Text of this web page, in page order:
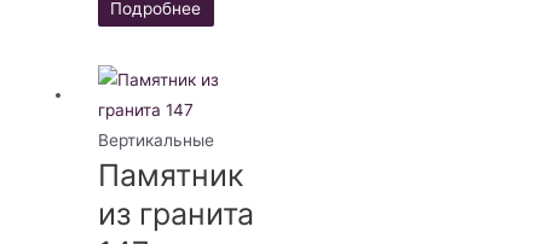
Подробнее
Вертикальные
Памятник
из гранита